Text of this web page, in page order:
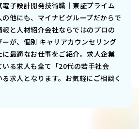
子設計開発技術職｜東証プライム
の他にも、マイナビグループだからで
報と人材紹介会社ならではのプロの
が、個別 キャリアカウンセリング
最適なお仕事をご紹介。求人企業
る求人も全て「20代の若手社会
求人となります。お気軽にご相談く